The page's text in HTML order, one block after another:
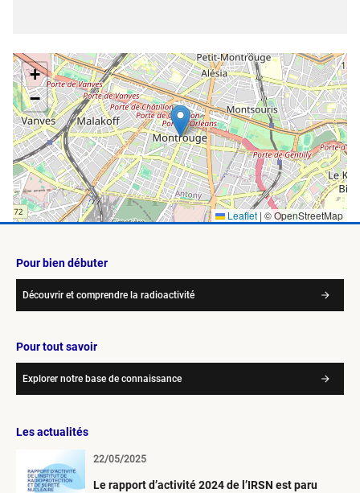
Situer sur la carte
+
−
Leaflet | © OpenStreetMap
Pour bien débuter
Découvrir et comprendre la radioactivité
Pour tout savoir
Explorer notre base de connaissance
Les actualités
Le rapport d’activité 2024 de l’IRSN est paru
22/05/2025